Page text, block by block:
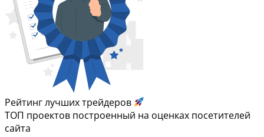
Рейтинг лучших трейдеров
ТОП проектов построенный на оценках посетителей
сайта